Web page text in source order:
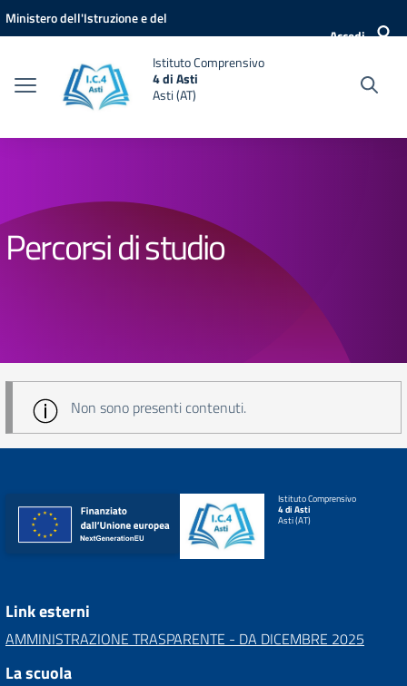
Vai ai contenuti
Vai al menu di navigazione
Vai al footer
Ministero dell'Istruzione e del
Accedi
Istituto Comprensivo
4 di Asti
Asti (AT)
Percorsi di studio
Non sono presenti contenuti.
Istituto Comprensivo
4 di Asti
Asti (AT)
Link esterni
AMMINISTRAZIONE TRASPARENTE - DA DICEMBRE 2025
La scuola